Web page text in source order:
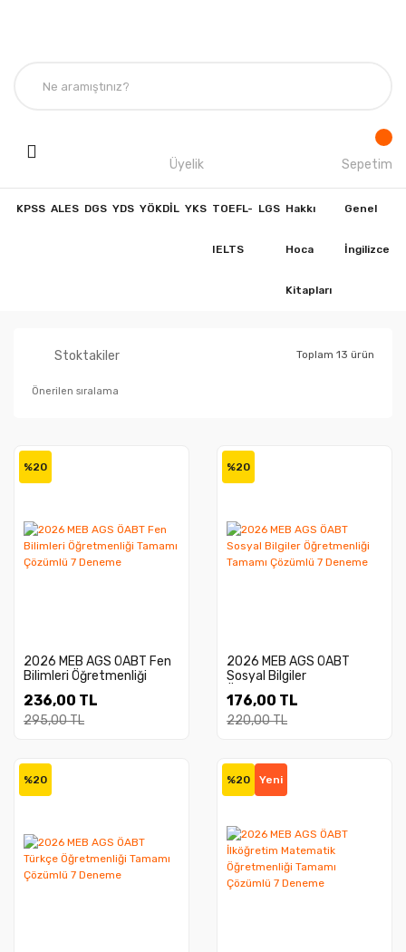
Üyelik Sepetim
KPSS ALES DGS YDS YÖKDİL YKS TOEFL-
IELTS
LGS Hakkı
Hoca
Kitapları
Genel
İngilizce
Stoktakiler Toplam 13 ürün
%20
2026 MEB AGS ÖABT Fen
Bilimleri Öğretmenliği
Deneme
236,00 TL
295,00 TL
%20
2026 MEB AGS ÖABT
Sosyal Bilgiler
Çözümlü 7 Deneme
176,00 TL
220,00 TL
%20 %20 Yeni